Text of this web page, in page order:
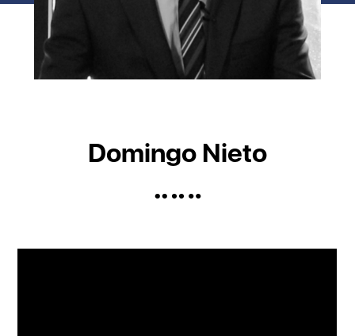
Domingo Nieto